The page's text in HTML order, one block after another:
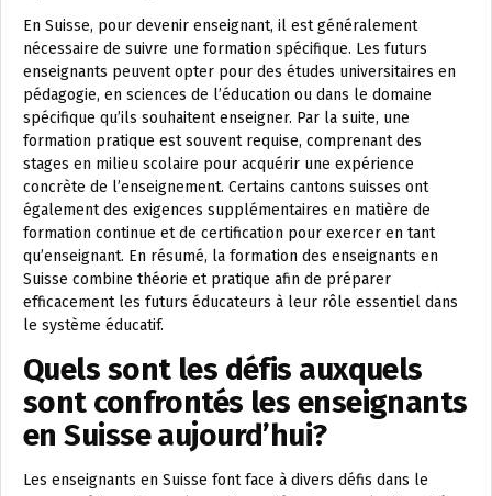
En Suisse, pour devenir enseignant, il est généralement
nécessaire de suivre une formation spécifique. Les futurs
enseignants peuvent opter pour des études universitaires en
pédagogie, en sciences de l’éducation ou dans le domaine
spécifique qu’ils souhaitent enseigner. Par la suite, une
formation pratique est souvent requise, comprenant des
stages en milieu scolaire pour acquérir une expérience
concrète de l’enseignement. Certains cantons suisses ont
également des exigences supplémentaires en matière de
formation continue et de certification pour exercer en tant
qu’enseignant. En résumé, la formation des enseignants en
Suisse combine théorie et pratique afin de préparer
efficacement les futurs éducateurs à leur rôle essentiel dans
le système éducatif.
Quels sont les défis auxquels
sont confrontés les enseignants
en Suisse aujourd’hui?
Les enseignants en Suisse font face à divers défis dans le